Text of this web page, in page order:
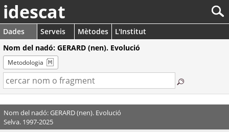
idescat
Dades Serveis Mètodes
L'Institut
Nom del nadó: GERARD (nen). Evolució
Metodologia
Nom del nadó: GERARD (nen). Evolució
Selva. 1997-2025